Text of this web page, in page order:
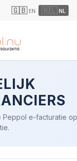
🇬🇧 EN 🇳🇱 NL
Peppol e-facturatie